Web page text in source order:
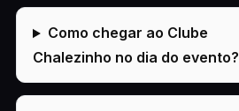
Como chegar ao Clube
Chalezinho no dia do evento?